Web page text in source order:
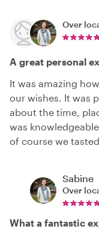
Over
A great personal
It was amazing
our wishes. It was
about the time,
was
of course we
Sabine
Over
What a fantastic